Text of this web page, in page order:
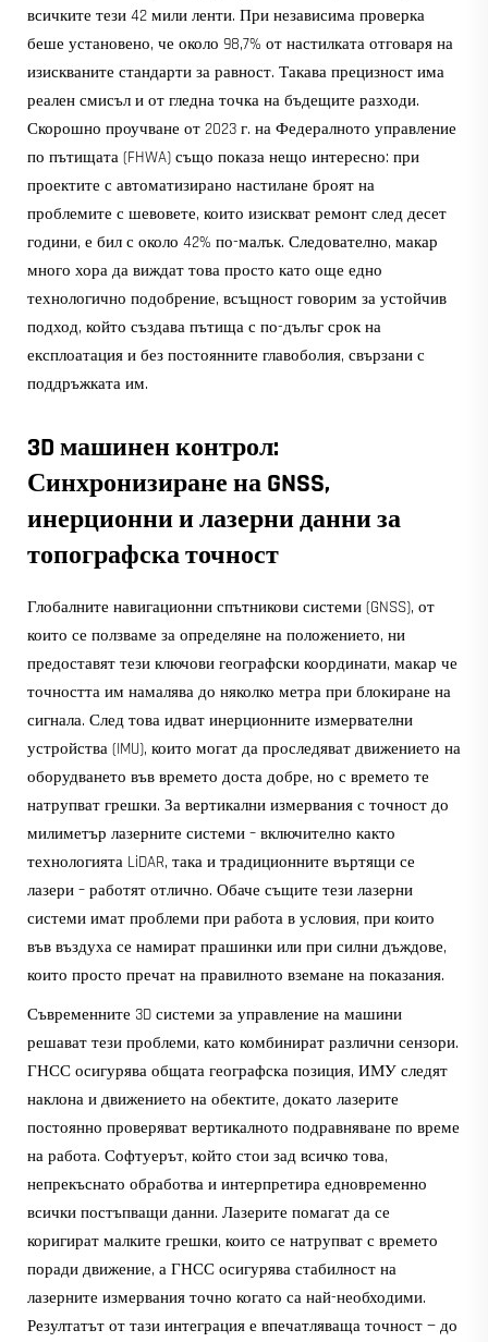
всичките тези 42 мили ленти. При независима проверка
беше установено, че около 98,7% от настилката отговаря на
изискваните стандарти за равност. Такава прецизност има
реален смисъл и от гледна точка на бъдещите разходи.
Скорошно проучване от 2023 г. на Федералното управление
по пътищата (FHWA) също показа нещо интересно: при
проектите с автоматизирано настилане броят на
проблемите с шевовете, които изискват ремонт след десет
години, е бил с около 42% по-малък. Следователно, макар
много хора да виждат това просто като още едно
технологично подобрение, всъщност говорим за устойчив
подход, който създава пътища с по-дълъг срок на
експлоатация и без постоянните главоболия, свързани с
поддръжката им.
3D машинен контрол:
Синхронизиране на GNSS,
инерционни и лазерни данни за
топографска точност
Глобалните навигационни спътникови системи (GNSS), от
които се ползваме за определяне на положението, ни
предоставят тези ключови географски координати, макар че
точността им намалява до няколко метра при блокиране на
сигнала. След това идват инерционните измервателни
устройства (IMU), които могат да проследяват движението на
оборудването във времето доста добре, но с времето те
натрупват грешки. За вертикални измервания с точност до
милиметър лазерните системи – включително както
технологията LiDAR, така и традиционните въртящи се
лазери – работят отлично. Обаче същите тези лазерни
системи имат проблеми при работа в условия, при които
във въздуха се намират прашинки или при силни дъждове,
които просто пречат на правилното вземане на показания.
Съвременните 3D системи за управление на машини
решават тези проблеми, като комбинират различни сензори.
ГНСС осигурява общата географска позиция, ИМУ следят
наклона и движението на обектите, докато лазерите
постоянно проверяват вертикалното подравняване по време
на работа. Софтуерът, който стои зад всичко това,
непрекъснато обработва и интерпретира едновременно
всички постъпващи данни. Лазерите помагат да се
коригират малките грешки, които се натрупват с времето
поради движение, а ГНСС осигурява стабилност на
лазерните измервания точно когато са най-необходими.
Резултатът от тази интеграция е впечатляваща точност — до